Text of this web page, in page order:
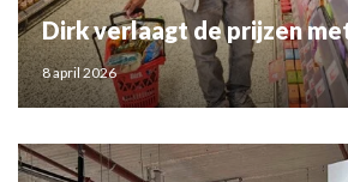
Dirk verlaagt de prijzen
8 april 2026